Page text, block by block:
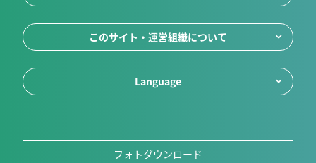
このサイト・運営組織について
Language
フォトダウンロード